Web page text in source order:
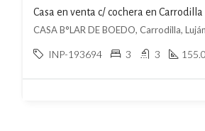
Casa en venta c/ cochera en Carrodilla
CASA B°LAR DE BOEDO, Carrodilla,
INP-193694 3 3